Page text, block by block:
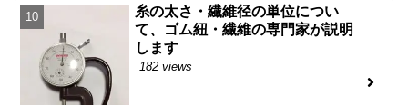
糸の太さ・繊維径の単位につい
て、ゴム紐・繊維の専門家が説明
します
182 views